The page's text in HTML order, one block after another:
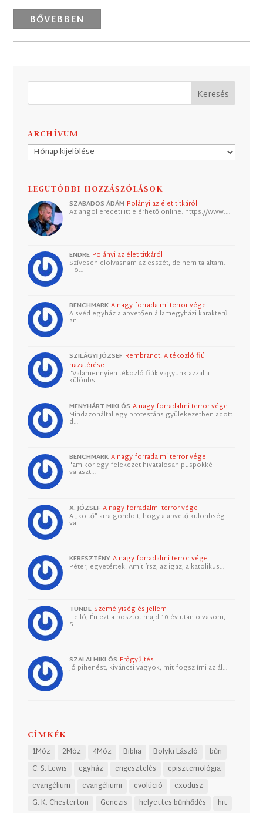
BŐVEBBEN
ARCHÍVUM
Archívum
LEGUTÓBBI HOZZÁSZÓLÁSOK
SZABADOS ÁDÁM Polányi az élet titkáról
Az angol eredeti itt elérhető online: https://www.…
ENDRE Polányi az élet titkáról
Szívesen elolvasnám az esszét, de nem találtam.
Ho…
BENCHMARK A nagy forradalmi terror vége
A svéd egyház alapvetően államegyházi karakterű
an…
SZILÁGYI JÓZSEF Rembrandt: A tékozló fiú
hazatérése
"Valamennyien tékozló fiúk vagyunk azzal a
különbs…
MENYHÁRT MIKLÓS A nagy forradalmi terror vége
Mindazonáltal egy protestáns gyülekezetben adott
d…
BENCHMARK A nagy forradalmi terror vége
"amikor egy felekezet hivatalosan püspökké
választ…
X. JÓZSEF A nagy forradalmi terror vége
A „költő” arra gondolt, hogy alapvető különbség
va…
KERESZTÉNY A nagy forradalmi terror vége
Péter, egyetértek. Amit írsz, az igaz, a katolikus…
TUNDE Személyiség és jellem
Helló, Én ezt a posztot majd 10 év után olvasom,
S…
SZALAI MIKLÓS Erőgyűjtés
Jó pihenést, kiváncsi vagyok, mit fogsz írni az ál…
CÍMKÉK
1Móz 2Móz 4Móz Biblia Bolyki László
bűn
C. S. Lewis
egyház engesztelés
episztemológia
evangélium
evangéliumi evolúció
exodusz
G. K. Chesterton
Genezis helyettes bűnhődés hit